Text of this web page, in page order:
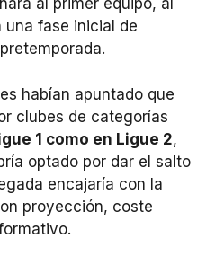
al primer equipo, al
fase inicial de
habían apuntado que
clubes de categorías
1 como en Ligue 2,
optado por dar el salto
encajaría con la
proyección, coste